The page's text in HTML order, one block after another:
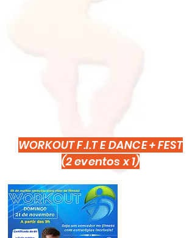
WORKOUT F.I.T E DANCE + FEST
(2 eventos x 1)